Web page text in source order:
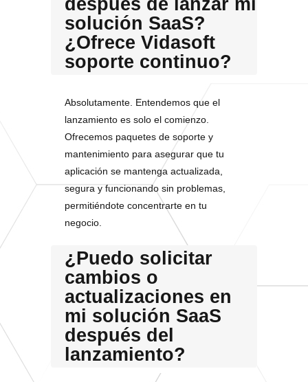
después de lanzar mi
solución SaaS?
¿Ofrece Vidasoft
soporte continuo?
Absolutamente. Entendemos que el
lanzamiento es solo el comienzo.
Ofrecemos paquetes de soporte y
mantenimiento para asegurar que tu
aplicación se mantenga actualizada,
segura y funcionando sin problemas,
permitiéndote concentrarte en tu
negocio.
¿Puedo solicitar
cambios o
actualizaciones en
mi solución SaaS
después del
lanzamiento?